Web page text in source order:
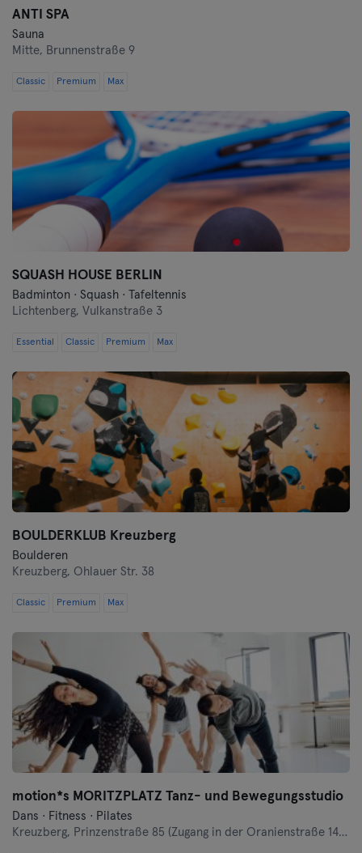
ANTI SPA
Sauna
Mitte, Brunnenstraße 9
Classic Premium Max
SQUASH HOUSE BERLIN
Badminton · Squash · Tafeltennis
Lichtenberg, Vulkanstraße 3
Essential Classic Premium Max
BOULDERKLUB Kreuzberg
Boulderen
Kreuzberg, Ohlauer Str. 38
Classic Premium Max
motion*s MORITZPLATZ Tanz- und Bewegungsstudio
Dans · Fitness · Pilates
Kreuzberg, Prinzenstraße 85 (Zugang in der Oranienstraße 140-142 links neben Denn's Bioladen)